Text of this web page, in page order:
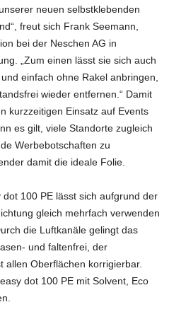
neuen selbstklebenden
freut sich Frank Seemann,
bei der Neschen AG in
„Zum einen lässt sie sich auch
einfach ohne Rakel anbringen,
wieder entfernen.“ Damit
kurzzeitigen Einsatz auf Events
es gilt, viele Standorte zugleich
Werbebotschaften zu
damit die ideale Folie.
100 PE lässt sich aufgrund der
gleich mehrfach verwenden
die Luftkanäle gelingt das
und faltenfrei, der
allen Oberflächen korrigierbar.
dot 100 PE mit Solvent, Eco